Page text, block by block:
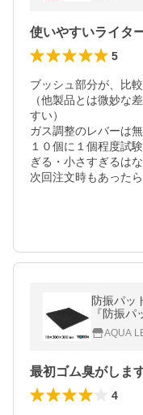
使いやすいライタ
5
ブッシュ部分が、比
（他製品とは微妙な
すい）
ガス調整のレバーは
１０個に１個程度試
ぎる・小さすぎるはな
防振パッ
『防振パ
AQUA
最初ゴム臭がしま
4